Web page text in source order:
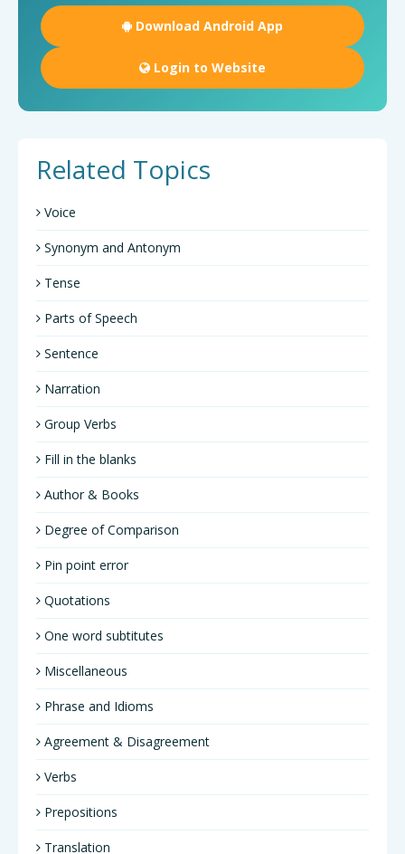
Download Android App
Login to Website
Related Topics
Voice
Synonym and Antonym
Tense
Parts of Speech
Sentence
Narration
Group Verbs
Fill in the blanks
Author & Books
Degree of Comparison
Pin point error
Quotations
One word subtitutes
Miscellaneous
Phrase and Idioms
Agreement & Disagreement
Verbs
Prepositions
Translation